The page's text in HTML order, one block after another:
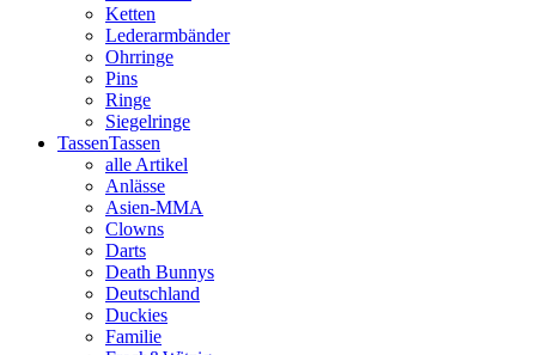
Ketten
Lederarmbänder
Ohrringe
Pins
Ringe
Siegelringe
TassenTassen
alle Artikel
Anlässe
Asien-MMA
Clowns
Darts
Death Bunnys
Deutschland
Duckies
Familie